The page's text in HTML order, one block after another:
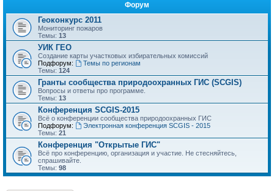
Форум
Геоконкурс 2011
Мониторинг пожаров
Темы: 13
УИК ГЕО
Создание карты участковых избирательных комиссий
Подфорум:
Темы по регионам
Темы: 124
Гранты сообщества природоохранных ГИС (SCGIS)
Вопросы и ответы про программе.
Темы: 13
Конференция SCGIS-2015
Всё о конференции сообщества природоохранных ГИС
Подфорум:
Электронная конференция SCGIS - 2015
Темы: 21
Конференция "Открытые ГИС"
Всё про конференцию, организация и участие. Не стесняйтесь,
спрашивайте.
Темы: 98